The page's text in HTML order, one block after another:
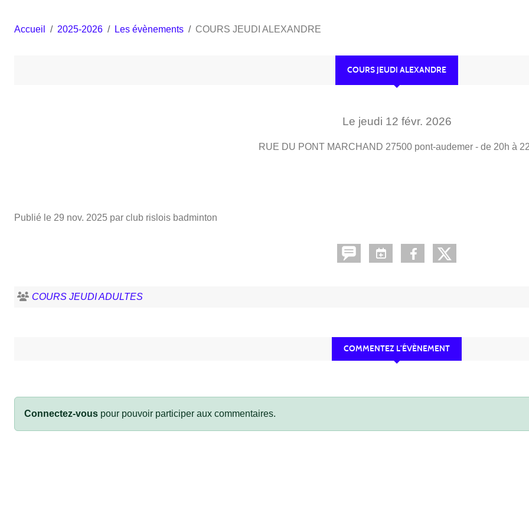
Accueil 2025-2026 Les évènements COURS JEUDI ALEXANDRE
COURS JEUDI ALEXANDRE
Le jeudi 12 févr. 2026
RUE DU PONT MARCHAND 27500 pont-audemer - de 20h à
Publié le 29 nov. 2025 par club rislois badminton
COURS JEUDI ADULTES
COMMENTEZ L’ÉVÈNEMENT
Connectez-vous pour pouvoir participer aux commentaires.